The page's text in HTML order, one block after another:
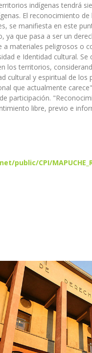
indígenas tendrá
El reconocimiento
se manifiesta en este
que pasa a ser un
materiales peligrosos o
e Identidad cultural.
los territorios,
cultural y espiritual de los
que actualmente
participación.
libre, previo e
CPI/